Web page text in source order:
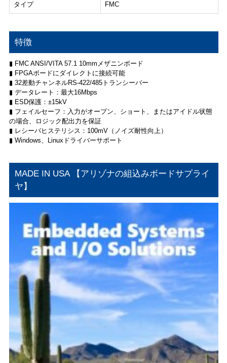
タイプ FMC
特徴
▮ FMC ANSI/VITA 57.1 10mmメザニンボード
▮ FPGAボードにダイレクトに接続可能
▮ 32差動チャンネルRS-422/485トランシーバー
▮ データレート：最大16Mbps
▮ ESD保護：±15kV
▮ フェイルセーフ：入力がオープン、ショート、またはアイドル状態
の場合、ロジック配出力を保証
▮ レシーバヒステリシス：100mV（ノイズ耐性向上）
▮ Windows、Linuxドライバーサポート
MADE IN USA 【アリゾナの組込みボードサプライ
ヤ】